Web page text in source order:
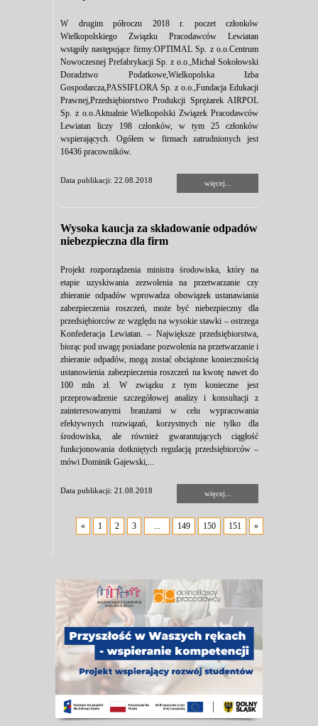
W drugim półroczu 2018 r. poczet członków
Wielkopolskiego Związku Pracodawców Lewiatan
wstąpiły następujące firmy:OPTIMAL Sp. z o.o.Centrum
Nowoczesnej Prefabrykacji Sp. z o.o.,Michał Sokołowski
Doradztwo Podatkowe,Wielkopolska Izba
Gospodarcza,PASSIFLORA Sp. z o.o.,Fundacja Edukacji
Prawnej,Przedsiębiorstwo Produkcji Sprężarek AIRPOL
Sp. z o.o.Aktualnie Wielkopolski Związek Pracodawców
Lewiatan liczy 198 członków, w tym 25 członków
wspierających. Ogółem w firmach zatrudnionych jest
16436 pracowników.
Data publikacji: 22.08.2018 więcej...
Wysoka kaucja za składowanie odpadów
niebezpieczna dla firm
Projekt rozporządzenia ministra środowiska, który na
etapie uzyskiwania zezwolenia na przetwarzanie czy
zbieranie odpadów wprowadza obowiązek ustanawiania
zabezpieczenia roszczeń, może być niebezpieczny dla
przedsiębiorców ze względu na wysokie stawki – ostrzega
Konfederacja Lewiatan. – Największe przedsiębiorstwa,
biorąc pod uwagę posiadane pozwolenia na przetwarzanie i
zbieranie odpadów, mogą zostać obciążone koniecznością
ustanowienia zabezpieczenia roszczeń na kwotę nawet do
100 mln zł. W związku z tym konieczne jest
przeprowadzenie szczegółowej analizy i konsultacji z
zainteresowanymi branżami w celu wypracowania
efektywnych rozwiązań, korzystnych nie tylko dla
środowiska, ale również gwarantujących ciągłość
funkcjonowania dotkniętych regulacją przedsiębiorców –
mówi Dominik Gajewski,...
Data publikacji: 21.08.2018 więcej...
« 1 2 3 ... 149 150 151 »